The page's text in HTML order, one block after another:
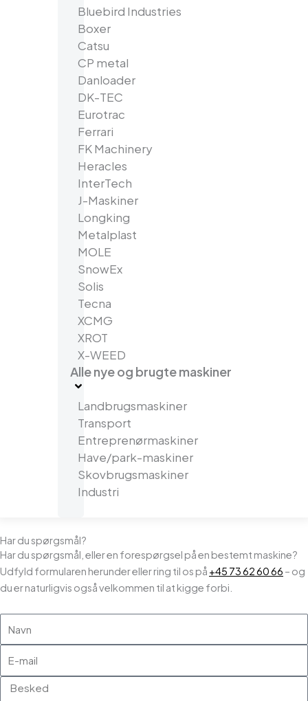
Bluebird Industries
Boxer
Catsu
CP metal
Danloader
DK-TEC
Eurotrac
Ferrari
FK Machinery
Heracles
InterTech
J-Maskiner
Longking
Metalplast
MOLE
SnowEx
Solis
Tecna
XCMG
XROT
X-WEED
Alle nye og brugte maskiner
Landbrugsmaskiner
Transport
Entreprenørmaskiner
Have/park-maskiner
Skovbrugsmaskiner
Industri
Har du spørgsmål?
Har du spørgsmål, eller en forespørgsel på en bestemt maskine?
Udfyld formularen herunder eller ring til os på +45 73 62 60 66 – og
du er naturligvis også velkommen til at kigge forbi.
mail
Besked